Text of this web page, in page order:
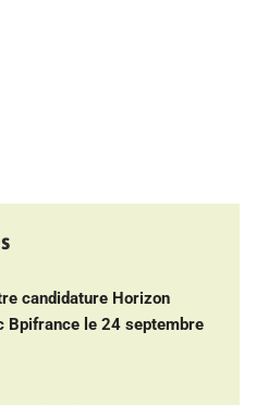
candidature Horizon
Bpifrance le 24 septembre